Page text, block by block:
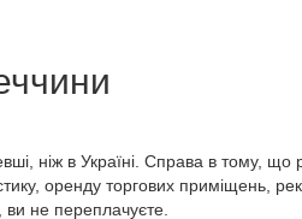
ніж в Україні. Справа в тому, що
оренду торгових приміщень,
, ви не переплачуєте.